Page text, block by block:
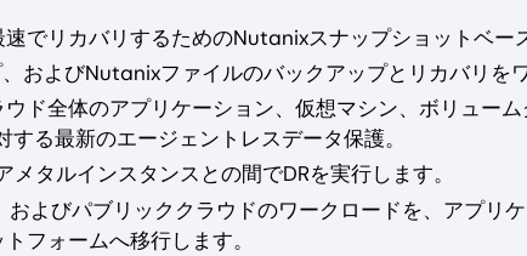
でリカバリするためのNutanixスナップショットベー
およびNutanixファイルのバックアップとリカバリを
ド全体のアプリケーション、仮想マシン、ボリュー
る最新のエージェントレスデータ保護。
タルインスタンスとの間でDRを実行します。
よびパブリッククラウドのワークロードを、アプリ
フォームへ移行します。